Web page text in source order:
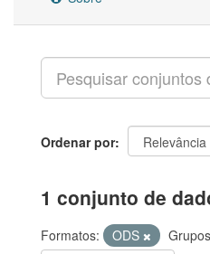
Ordenar por
1 conjunto de
Formatos: ODS